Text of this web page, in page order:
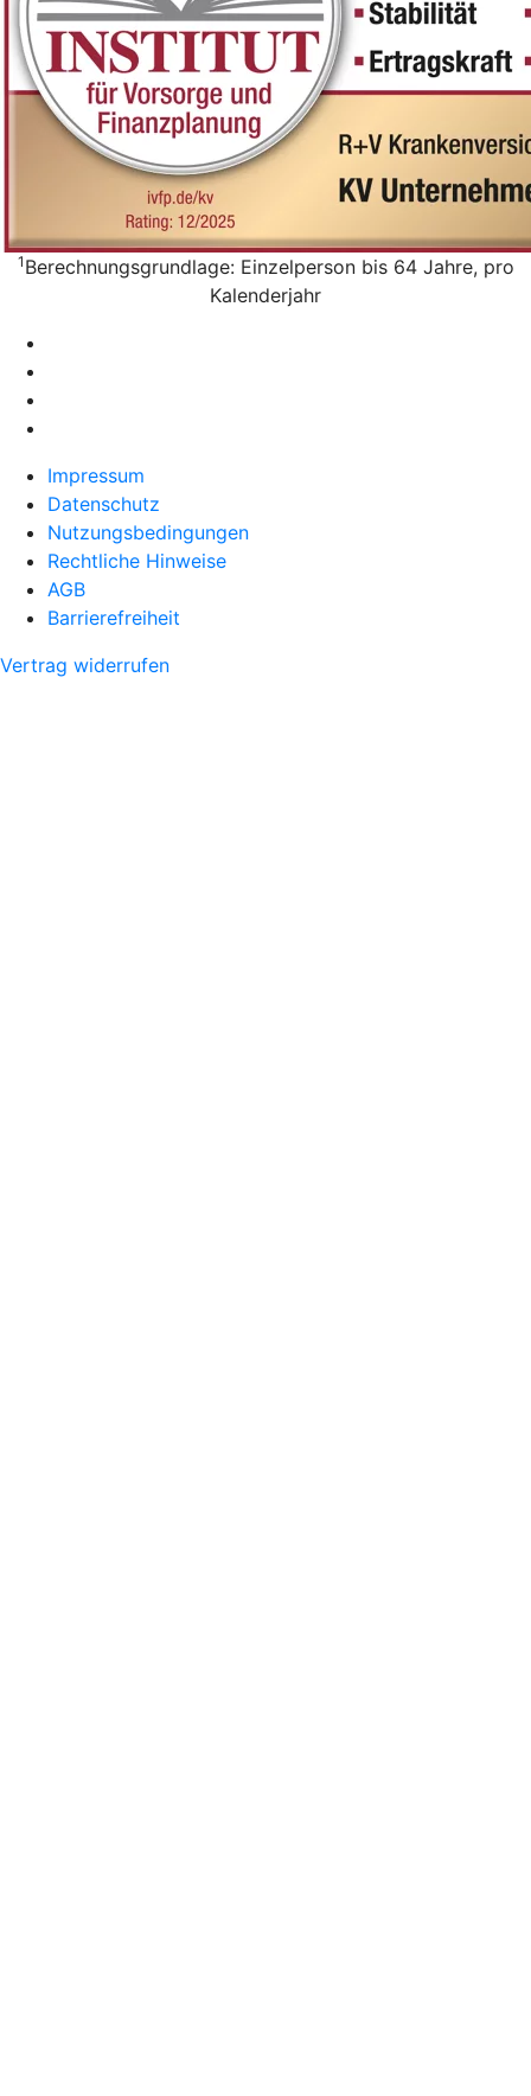
1 Berechnungsgrundlage: Einzelperson bis 64 Jahre, pro
Kalenderjahr
Impressum
Datenschutz
Nutzungsbedingungen
Rechtliche Hinweise
AGB
Barrierefreiheit
Vertrag widerrufen